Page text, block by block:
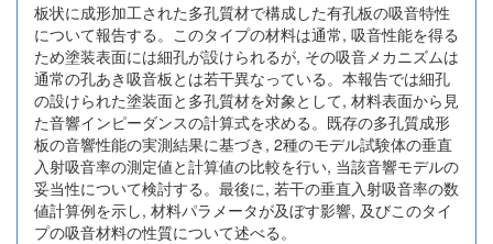
板状に成形加工された多孔質材で構成した有孔板の吸音特性
について報告する。このタイプの材料は通常, 吸音性能を得る
ため塗装表面には細孔が設けられるが, その吸音メカニズムは
通常の孔あき吸音板とは若干異なっている。本報告では細孔
の設けられた塗装面と多孔質材を対象として, 材料表面から見
た音響インピーダンスの計算式を求める。既存の多孔質成形
板の音響性能の実測結果に基づき, 2種のモデル試験体の垂直
入射吸音率の測定値と計算値の比較を行い, 当該音響モデルの
妥当性について検討する。最後に, 若干の垂直入射吸音率の数
値計算例を示し, 材料パラメータが及ぼす影響, 及びこのタイ
プの吸音材料の性質について述べる。